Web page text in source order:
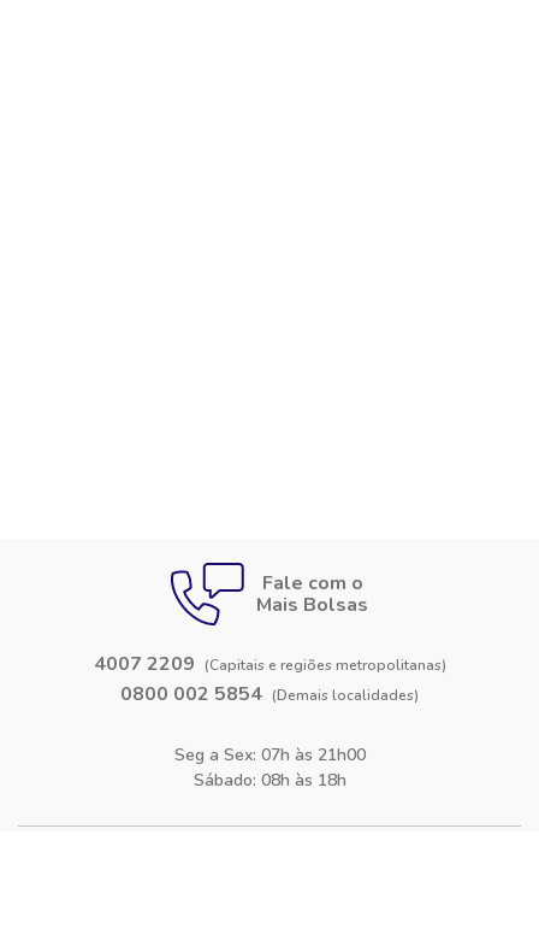
Fale com o
Mais Bolsas
4007 2209 (Capitais e regiões metropolitanas)
0800 002 5854 (Demais localidades)
Seg a Sex: 07h às 21h00
Sábado: 08h às 18h